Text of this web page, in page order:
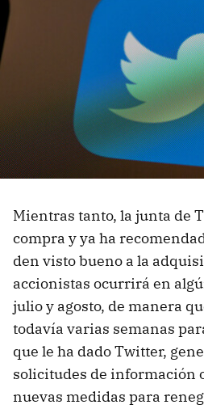
Mientras tanto, la junta de
compra y ya ha
den visto bueno a la
accionistas ocurrirá en
julio y agosto, de manera
todavía varias semanas
que le ha dado Twitter,
solicitudes de información
nuevas medidas para